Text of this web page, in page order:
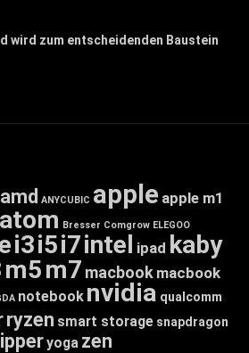
wird zum entscheidenden Baustein
amd ANYCUBIC apple apple m1
atom Bresser Comgrow ELEGOO
i3i5i7intel ipad kaby
m5m7 macbook macbook
notebook nvidia qualcomm
ryzen smart storage snapdragon
yoga zen